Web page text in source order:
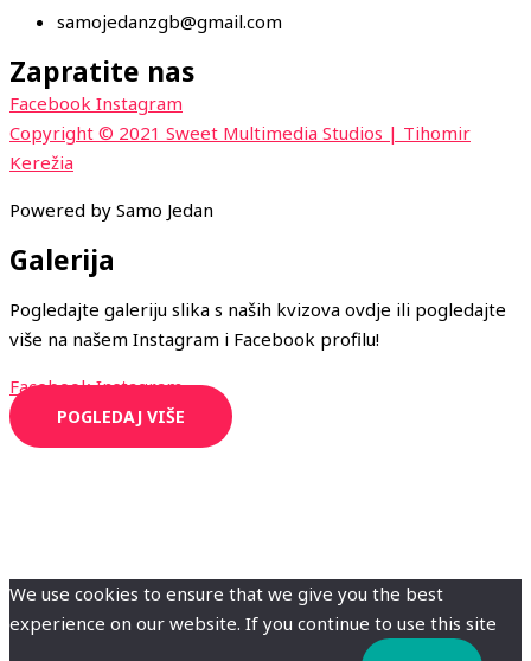
samojedanzgb@gmail.com
Zapratite nas
Facebook Instagram
Copyright © 2021 Sweet Multimedia Studios | Tihomir
Kerežia
Powered by Samo Jedan
Galerija
Pogledajte galeriju slika s naših kvizova ovdje ili pogledajte
više na našem Instagram i Facebook profilu!
Facebook Instagram
POGLEDAJ VIŠE
We use cookies to ensure that we give you the best
experience on our website. If you continue to use this site